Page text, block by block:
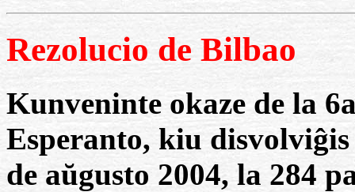
Rezolucio de Bilbao
Kunveninte okaze de la
Esperanto, kiu
de aŭgusto 2004, la 284